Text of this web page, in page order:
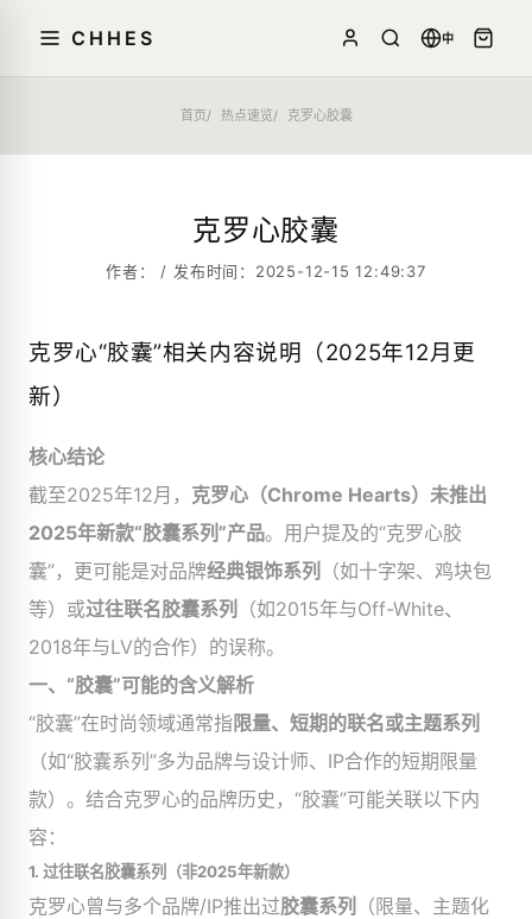
CHHES 中
首页 热点速览 克罗心胶囊
克罗心胶囊
作者： / 发布时间：2025-12-15 12:49:37
克罗心“胶囊”相关内容说明（2025年12月更
新）
核心结论
截至2025年12月， 克罗心（Chrome Hearts）未推出
2025年新款“胶囊系列”产品。用户提及的“克罗心胶
囊”，更可能是对品牌经典银饰系列
（如十字架、鸡块包
等）或过往联名胶囊系列
（如2015年与Off-White、
2018年与LV的合作）的误称。
一、“胶囊”可能的含义解析
“胶囊”在时尚领域通常指 限量、短期的联名或主题系列
（如“胶囊系列”多为品牌与设计师、IP合作的短期限量
款）。结合克罗心的品牌历史，“胶囊”可能关联以下内
容：
1. 过往联名胶囊系列（非2025年新款）
克罗心曾与多个品牌/IP推出过胶囊系列
（限量、主题化